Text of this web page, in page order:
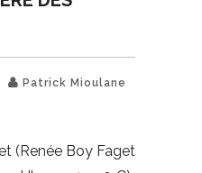
Patrick Mioulane
(Renée Boy Faget